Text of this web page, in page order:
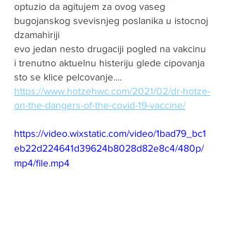
optuzio da agitujem za ovog vaseg
bugojanskog svevisnjeg poslanika u istocnoj
dzamahiriji
evo jedan nesto drugaciji pogled na vakcinu
i trenutno aktuelnu histeriju glede cipovanja
sto se klice pelcovanje....
https://www.hotzehwc.com/2021/02/dr-hotze-
on-the-dangers-of-the-covid-19-vaccine/
https://video.wixstatic.com/video/1bad79_bc1
eb22d224641d39624b8028d82e8c4/480p/
mp4/file.mp4